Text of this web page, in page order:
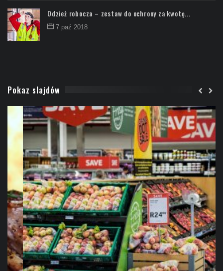
Odzież robocza – zestaw do ochrony za kwotę...
7 paź 2018
Pokaz slajdów